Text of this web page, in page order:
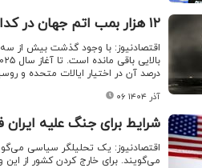
۱۲ هزار بمب اتم جهان در کدام کشورها است؟+ جزئیات و اسامی کشورها
اقتصادنیوز: با وجود گذشت بیش از
درصد آن در اختیار ایالات متحده و
۰۶ آذر ۱۴۰۴
شرایط برای جنگ علیه
اقتصادنیوز: یک تحلیلگر سیاسی
می‌گویند. برای خارج کردن کشور از